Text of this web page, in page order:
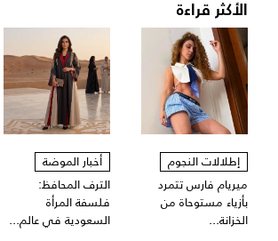
الأكثر قراءة
إطلالات النجوم
ميريام فارس تتمرد
بأزياء مستوحاة من
الخزانة...
أخبار الموضة
الترف المحافظ:
فلسفة المرأة
السعودية في عالم...